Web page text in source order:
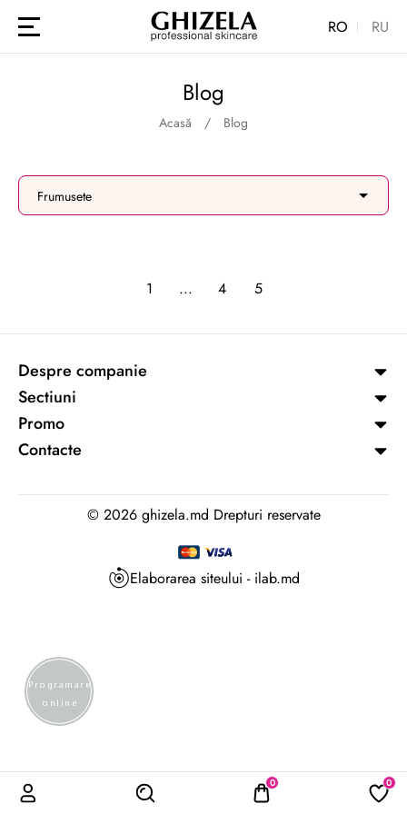
RO RU
0 0
Blog
Acasă Blog
Frumusețe
1 ... 4 5
Despre companie
Sectiuni
Promo
Contacte
© 2026 ghizela.md Drepturi reservate
Elaborarea siteului - ilab.md
Programare
online